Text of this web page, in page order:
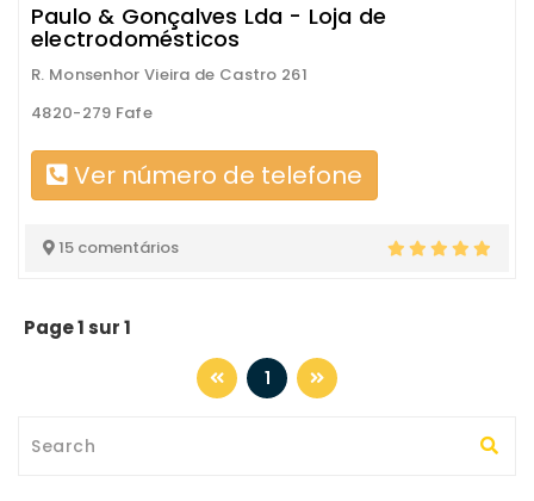
Paulo & Gonçalves Lda - Loja de
electrodomésticos
R. Monsenhor Vieira de Castro 261
4820-279 Fafe
Ver número de telefone
15 comentários
Page 1 sur 1
1